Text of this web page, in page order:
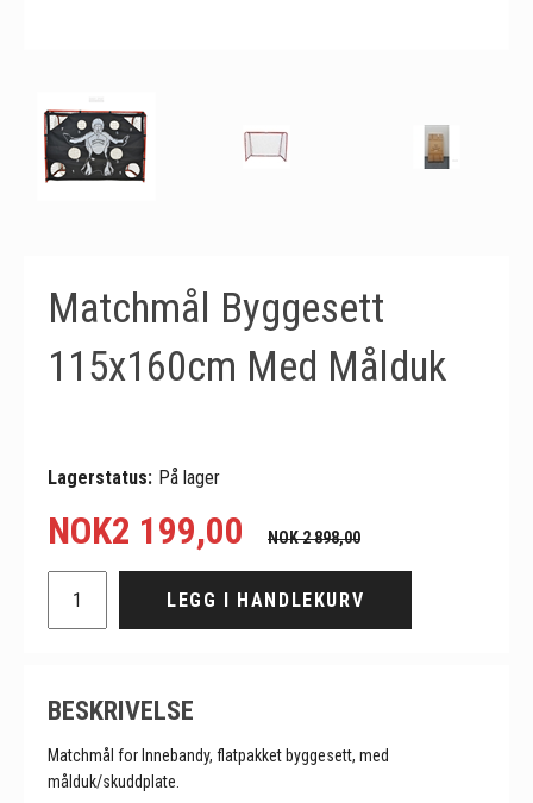
Matchmål Byggesett
115x160cm Med Målduk
Lagerstatus: På lager
NOK2 199,00 NOK 2 898,00
LEGG I HANDLEKURV
BESKRIVELSE
Matchmål for Innebandy, flatpakket byggesett, med
målduk/skuddplate.